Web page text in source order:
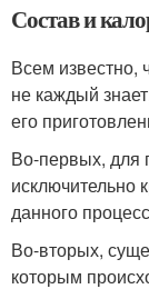
Состав и
Всем известно,
не каждый
его
Во-первых, для
исключительно
данного
Во-вторых,
которым